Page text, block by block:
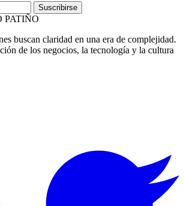
Suscribirse
PATIÑO
buscan claridad en una era de complejidad.
de los negocios, la tecnología y la cultura